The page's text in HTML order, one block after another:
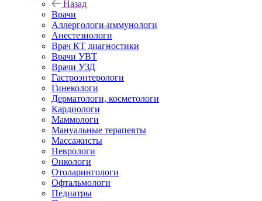
Назад
Врачи
Аллергологи-иммунологи
Анестезиологи
Врач КТ диагностики
Врачи УВТ
Врачи УЗД
Гастроэнтерологи
Гинекологи
Дерматологи, косметологи
Кардиологи
Маммологи
Мануальные терапевты
Массажисты
Неврологи
Онкологи
Отоларингологи
Офтальмологи
Педиатры